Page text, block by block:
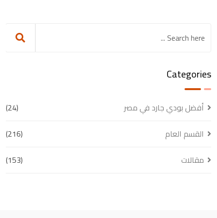
Categories
أفضل بودي جارد في مصر
(24)
القسم العام
(216)
مقالات
(153)